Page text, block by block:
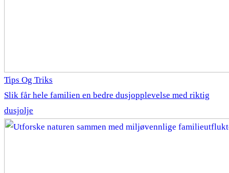
Tips Og Triks
Slik får hele familien en bedre dusjopplevelse med riktig
dusjolje